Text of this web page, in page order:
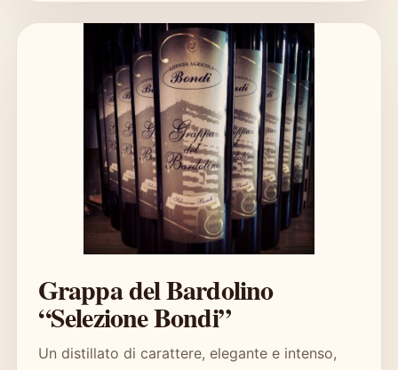
Grappa del Bardolino
“Selezione Bondi”
Un distillato di carattere, elegante e intenso,